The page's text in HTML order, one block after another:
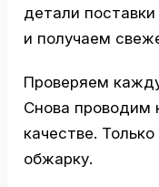
детали
и получаем
Проверяем
Снова проводим
качестве.
обжарку.